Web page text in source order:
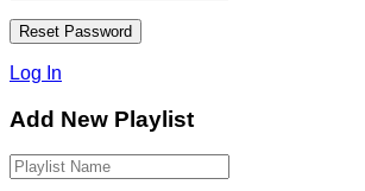
Log In
Add New Playlist